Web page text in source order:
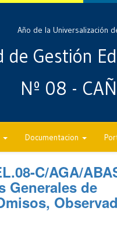
Año de la Universalización
de Gestión
Nº 08 -
Documentacion
C/AGA/
Generales de